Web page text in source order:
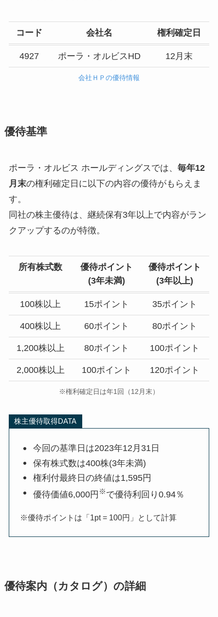
コード 会社名 権利確定日
4927 ポーラ・オルビスHD 12月末
会社ＨＰの優待情報
優待基準
ポーラ・オルビス ホールディングスでは、 毎年12
月末の権利確定日に以下の内容の優待がもらえま
す。
同社の株主優待は、継続保有3年以上で内容がラン
クアップするのが特徴。
所有株式数
優待ポイント
(3年未満)
優待ポイント
(3年以上)
100株以上 15ポイント 35ポイント
400株以上 60ポイント 80ポイント
1,200株以上 80ポイント 100ポイント
2,000株以上 100ポイント 120ポイント
※権利確定日は年1回（12月末）
株主優待取得DATA
今回の基準日は2023年12月31日
保有株式数は400株(3年未満)
権利付最終日の終値は1,595円
優待価値6,000円 ※で優待利回り0.94％
※優待ポイントは「1pt = 100円」として計算
優待案内（カタログ）の詳細